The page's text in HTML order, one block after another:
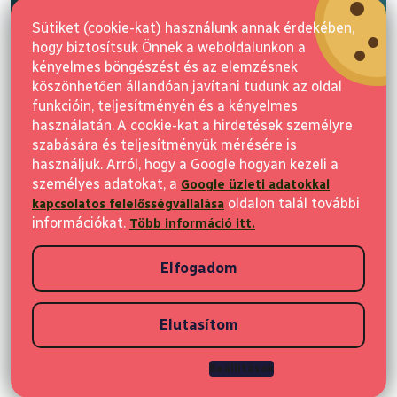
Sütiket (cookie-kat) használunk annak érdekében,
hogy biztosítsuk Önnek a weboldalunkon a
kényelmes böngészést és az elemzésnek
köszönhetően állandóan javítani tudunk az oldal
funkcióin, teljesítményén és a kényelmes
használatán. A cookie-kat a hirdetések személyre
szabására és teljesítményük mérésére is
használjuk. Arról, hogy a Google hogyan kezeli a
személyes adatokat, a Google üzleti adatokkal
kapcsolatos felelősségvállalása oldalon talál további
információkat. Több információ itt.
Beállítások
Elutasítom
Elfogadom
Feliratkozás
Vásárlás
Vásárlási információk
Shoptet készítette
Copyright 2026Elvisia. Minden jog fenntartva.